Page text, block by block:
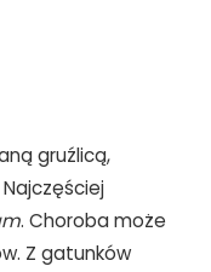
gruźlicą,
. Choroba może
Z gatunków